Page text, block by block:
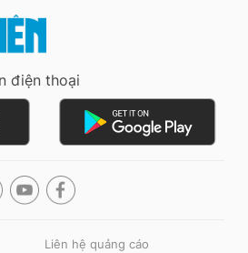
điện thoại
Liên hệ quảng cáo